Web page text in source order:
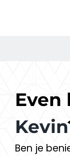
Even
Kevin
Ben je